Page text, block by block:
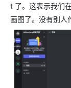
t 了。这表示我们
画图了。没有别人